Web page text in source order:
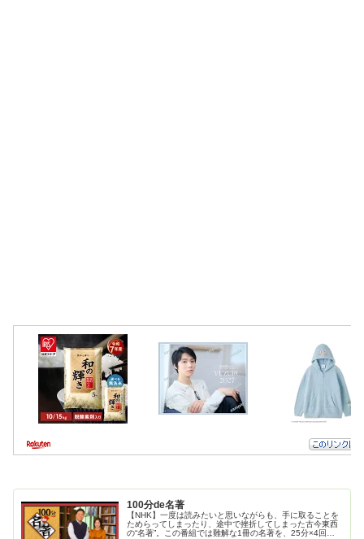
100分de名著
【NHK】一度は読みたいと思いながらも、手に取ることを
ためらってしまったり、途中で挫折してしまった古今東西
の“名著”。この番組では難解な1冊の名著を、25分×4回、